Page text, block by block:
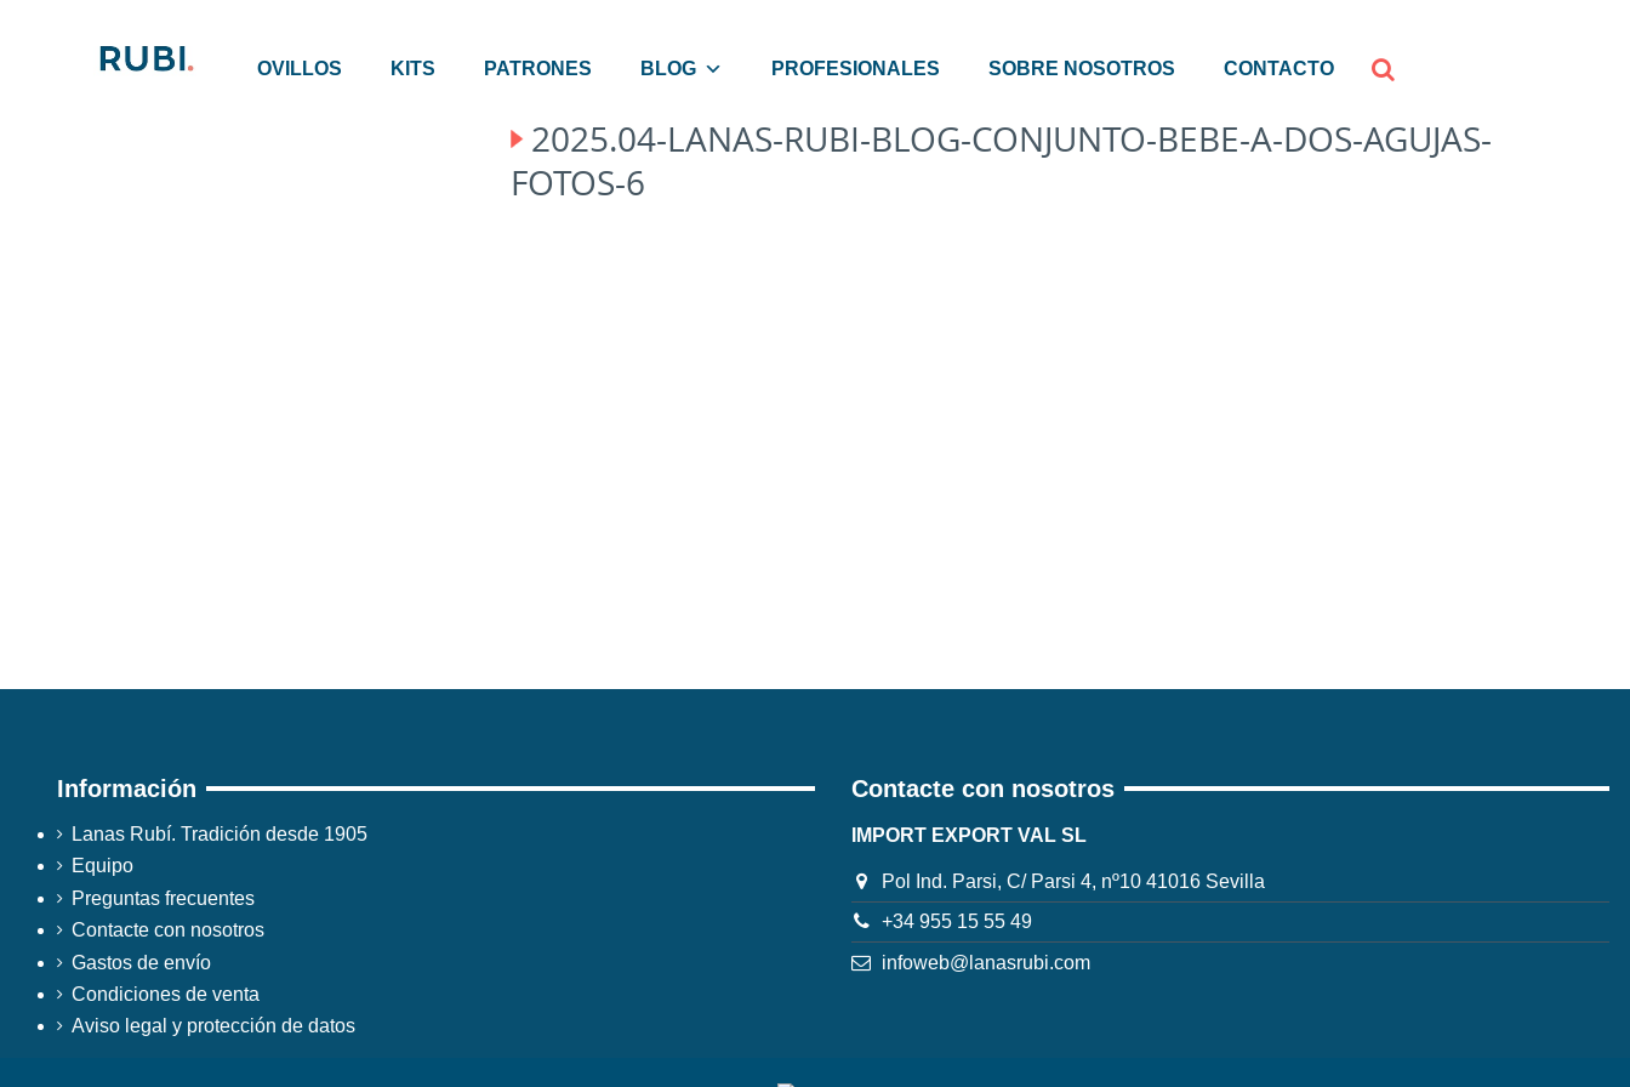
OVILLOS KITS PATRONES BLOG PROFESIONALES SOBRE NOSOTROS CONTACTO
2025.04-LANAS-RUBI-BLOG-CONJUNTO-BEBE-A-DOS-AGUJAS-
FOTOS-6
Información
Lanas Rubí. Tradición desde 1905
Equipo
Preguntas frecuentes
Contacte con nosotros
Gastos de envío
Condiciones de venta
Aviso legal y protección de datos
Contacte con nosotros
IMPORT EXPORT VAL SL
Pol Ind. Parsi, C/ Parsi 4, nº10 41016 Sevilla
+34 955 15 55 49
infoweb@lanasrubi.com